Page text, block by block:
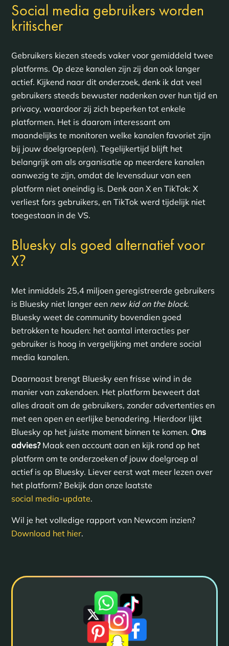
Social media gebruikers worden
kritischer
Gebruikers kiezen steeds vaker voor gemiddeld twee
platforms. Op deze kanalen zijn zij dan ook langer
actief. Kijkend naar dit onderzoek, denk ik dat veel
gebruikers steeds bewuster nadenken over hun tijd en
privacy, waardoor zij zich beperken tot enkele
platformen. Het is daarom interessant om
maandelijks te monitoren welke kanalen favoriet zijn
bij jouw doelgroep(en). Tegelijkertijd blijft het
belangrijk om als organisatie op meerdere kanalen
aanwezig te zijn, omdat de levensduur van een
platform niet oneindig is. Denk aan X en TikTok: X
verliest fors gebruikers, en TikTok werd tijdelijk niet
toegestaan in de VS.
Bluesky als goed alternatief voor
X?
Met inmiddels 25,4 miljoen geregistreerde gebruikers
is Bluesky niet langer een new kid on the block.
Bluesky weet de community bovendien goed
betrokken te houden: het aantal interacties per
gebruiker is hoog in vergelijking met andere social
media kanalen.
Daarnaast brengt Bluesky een frisse wind in de
manier van zakendoen. Het platform beweert dat
alles draait om de gebruikers, zonder advertenties en
met een open en eerlijke benadering. Hierdoor lijkt
Bluesky op het juiste moment binnen te komen. Ons
advies?Maak een account aan en kijk rond op het
platform om te onderzoeken of jouw doelgroep al
actief is op Bluesky. Liever eerst wat meer lezen over
het platform? Bekijk dan onze laatste
social media-update.
Wil je het volledige rapport van Newcom inzien?
Download het hier.